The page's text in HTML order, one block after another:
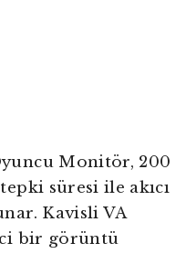
Monitör, 200
süresi ile akıcı
Kavisli VA
bir görüntü